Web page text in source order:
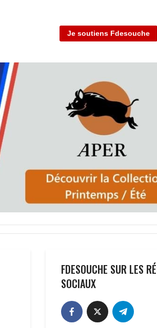
Je soutiens Fdesouche
FDESOUCHE SUR LES
SOCIAUX